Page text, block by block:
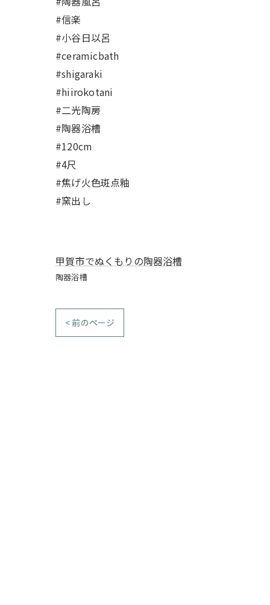
#信楽
#小谷日以呂
#ceramicbath
#shigaraki
#hiirokotani
#二光陶房
#陶器浴槽
#120cm
#4尺
#焦げ火色斑点釉
#窯出し
甲賀市でぬくもりの陶器浴槽
陶器浴槽
< 前のページ